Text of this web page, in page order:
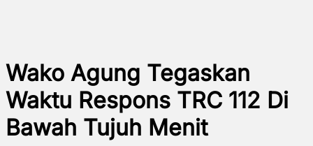
Wako Agung Tegaskan
Waktu Respons TRC 112 Di
Bawah Tujuh Menit